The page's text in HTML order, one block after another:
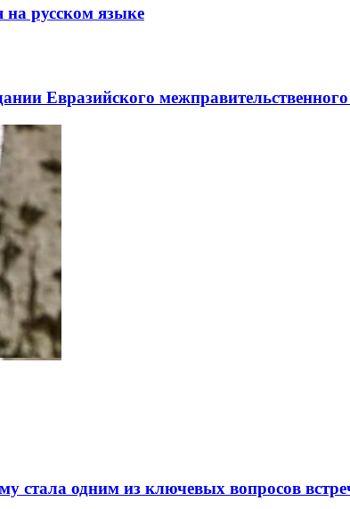
русском языке
Евразийского
стала одним из ключевых вопросов